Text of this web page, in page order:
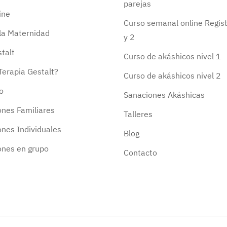
Maternidad
Gestalt?
Familiares
Individuales
en grupo
parejas
Curso semanal online
y 2
Curso de akáshicos nivel 1
Curso de akáshicos nivel 2
Sanaciones Akáshicas
Talleres
Blog
Contacto